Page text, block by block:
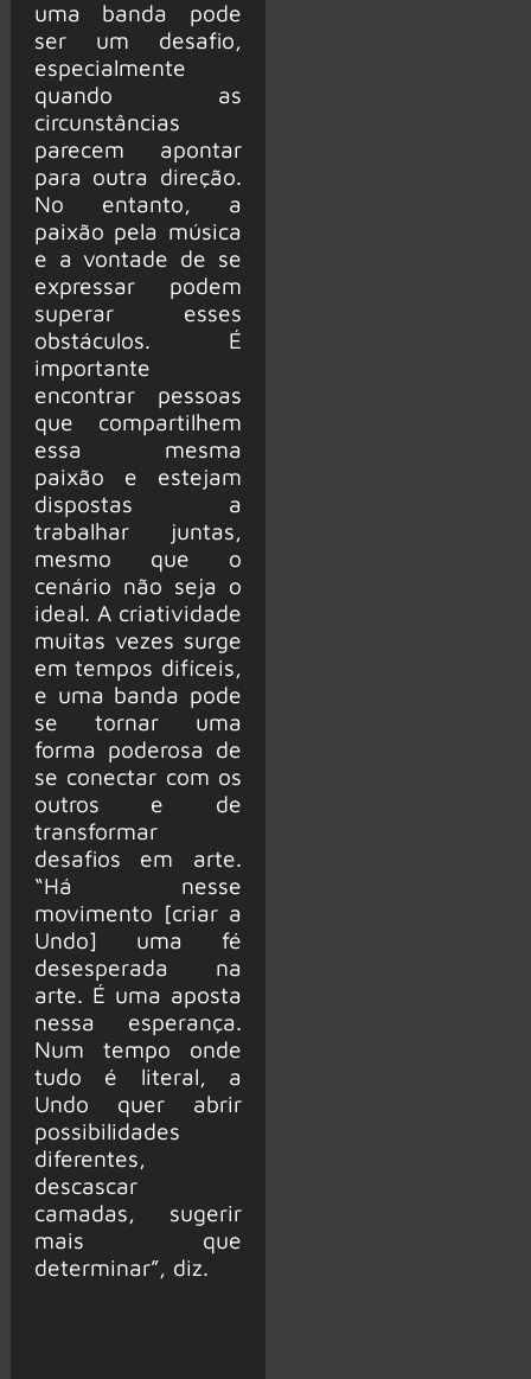
uma banda pode
ser um desafio,
especialmente
quando as
circunstâncias
parecem apontar
para outra direção.
No entanto, a
paixão pela música
e a vontade de se
expressar podem
superar esses
obstáculos. É
importante
encontrar pessoas
que compartilhem
essa mesma
paixão e estejam
dispostas a
trabalhar juntas,
mesmo que o
cenário não seja o
ideal. A criatividade
muitas vezes surge
em tempos difíceis,
e uma banda pode
se tornar uma
forma poderosa de
se conectar com os
outros e de
transformar
desafios em arte.
“Há nesse
movimento [criar a
Undo] uma fé
desesperada na
arte. É uma aposta
nessa esperança.
Num tempo onde
tudo é literal, a
Undo quer abrir
possibilidades
diferentes,
descascar
camadas, sugerir
mais que
determinar”, diz.